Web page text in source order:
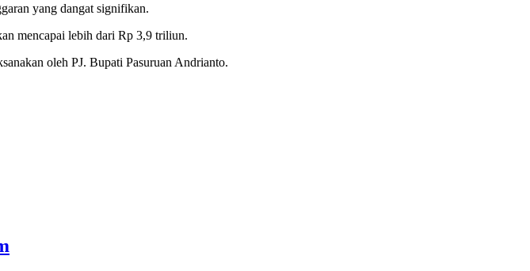
yang dangat signifikan.
mencapai lebih dari Rp 3,9 triliun.
oleh PJ. Bupati Pasuruan Andrianto.